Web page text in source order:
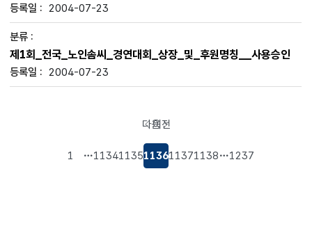
2004-07-23
제1회_전국_노인솜씨_경연대회_상장_및_후원명칭__사용승인
2004-07-23
이전
페이지로
이동
1 11341135113611371138 1237
다음페이지로
이동